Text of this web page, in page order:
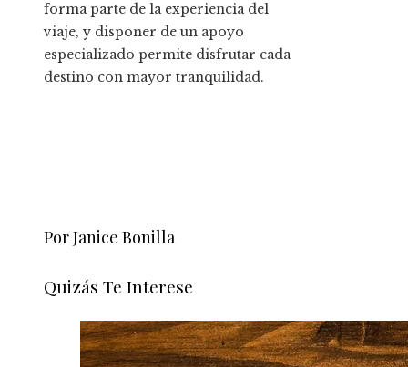
forma parte de la experiencia del
viaje, y disponer de un apoyo
especializado permite disfrutar cada
destino con mayor tranquilidad.
Por Janice Bonilla
Quizás Te Interese